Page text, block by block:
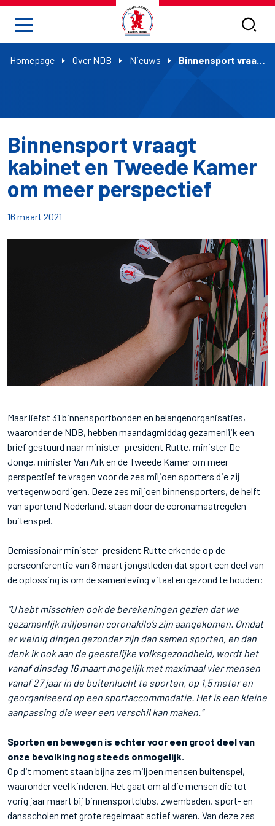
Homepage Over NDB Nieuws Binnensport vraagt kabinet en Tweede Kamer om meer perspectief
Binnensport vraagt
kabinet en Tweede Kamer
om meer perspectief
16 maart 2021
Maar liefst 31 binnensportbonden en belangenorganisaties,
waaronder de NDB, hebben maandagmiddag gezamenlijk een
brief gestuurd naar minister-president Rutte, minister De
Jonge, minister Van Ark en de Tweede Kamer om meer
perspectief te vragen voor de zes miljoen sporters die zij
vertegenwoordigen. Deze zes miljoen binnensporters, de helft
van sportend Nederland, staan door de coronamaatregelen
buitenspel.
Demissionair minister-president Rutte erkende op de
persconferentie van 8 maart jongstleden dat sport een deel van
de oplossing is om de samenleving vitaal en gezond te houden:
“U hebt misschien ook de berekeningen gezien dat we
gezamenlijk miljoenen coronakilo’s zijn aangekomen. Omdat
er weinig dingen gezonder zijn dan samen sporten, en dan
denk ik ook aan de geestelijke volksgezondheid, wordt het
vanaf dinsdag 16 maart mogelijk met maximaal vier mensen
vanaf 27 jaar in de buitenlucht te sporten, op 1,5 meter en
georganiseerd op een sportaccommodatie. Het is een kleine
aanpassing die weer een verschil kan maken.”
Sporten en bewegen is echter voor een groot deel van
onze bevolking nog steeds onmogelijk.
Op dit moment staan bijna zes miljoen mensen buitenspel,
waaronder veel kinderen. Het gaat om al die mensen die tot
vorig jaar maart bij binnensportclubs, zwembaden, sport- en
dansscholen met grote regelmaat actief waren. Van deze zes